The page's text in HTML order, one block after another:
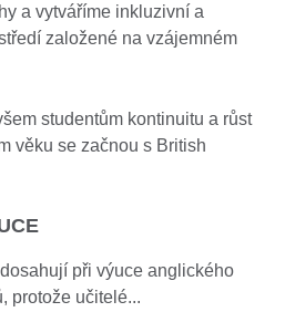
a vytváříme inkluzivní a
založené na vzájemném
studentům kontinuitu a růst
věku se začnou s British
při výuce anglického
protože učitelé...